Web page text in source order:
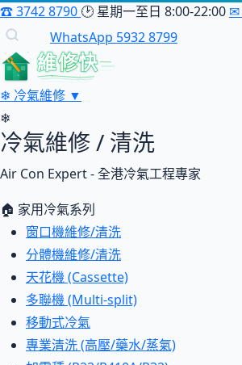
☎3742 8790 🕑 星期一至日 8:00-22:00 ✉
WhatsApp 5932 8799
維修快
❄ 冷氣維修 ▼
❄
冷氣維修 / 清洗
Air Con Expert - 全港冷氣工程專家
🏠 家用冷氣系列
窗口機維修/清洗
分體機維修/清洗
天花機 (Cassette)
多聯機 (Multi-split)
移動式冷氣
專業清洗 (高壓/藥水/蒸氣)